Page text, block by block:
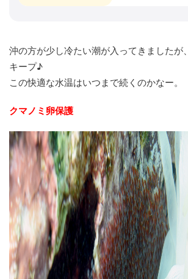
沖の方が少し冷たい潮が入ってきましたが
キープ♪
この快適な水温はいつまで続くのかなー。
クマノミ卵保護